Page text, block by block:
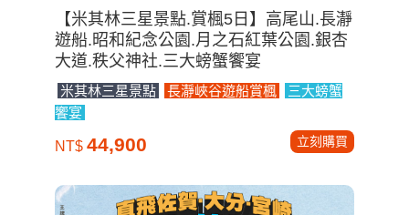
【米其林三星景點.賞楓5日】高尾山.長瀞
遊船.昭和紀念公園.月之石紅葉公園.銀杏
大道.秩父神社.三大螃蟹饗宴
米其林三星景點 長瀞峽谷遊船賞楓
三大螃蟹
饗宴
NT$ 44,900 立刻購買